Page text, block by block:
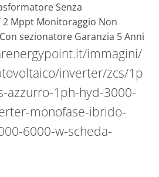
Senza
Mppt Monitoraggio Non
sezionatore Garanzia 5 Anni
immagini/
inverter/zcs/1p
azzurro-1ph-hyd-3000-
monofase-ibrido-
6000-w-scheda-